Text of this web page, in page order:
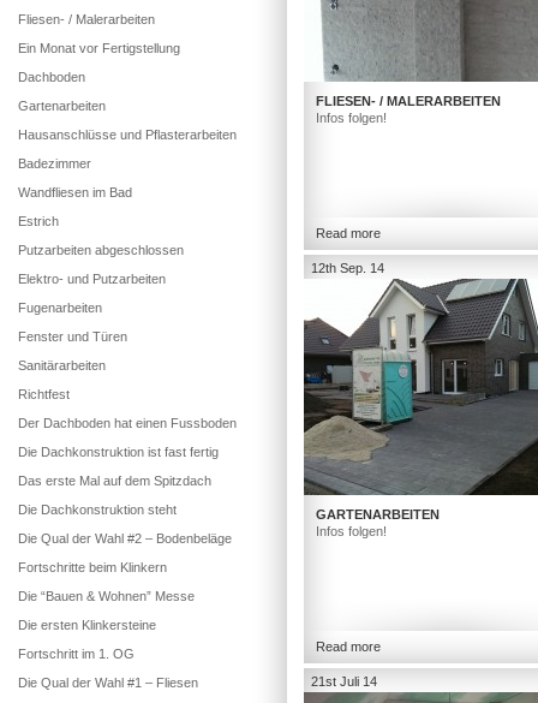
FLIESEN- / MALERARBEITEN
Infos folgen!
Read more
12th Sep. 14
GARTENARBEITEN
Infos folgen!
Read more
21st Juli 14
Fliesen- / Malerarbeiten
Ein Monat vor Fertigstellung
Dachboden
Gartenarbeiten
Hausanschlüsse und Pflasterarbeiten
Badezimmer
Wandfliesen im Bad
Estrich
Putzarbeiten abgeschlossen
Elektro- und Putzarbeiten
Fugenarbeiten
Fenster und Türen
Sanitärarbeiten
Richtfest
Der Dachboden hat einen Fussboden
Die Dachkonstruktion ist fast fertig
Das erste Mal auf dem Spitzdach
Die Dachkonstruktion steht
Die Qual der Wahl #2 – Bodenbeläge
Fortschritte beim Klinkern
Die “Bauen & Wohnen” Messe
Die ersten Klinkersteine
Fortschritt im 1. OG
Die Qual der Wahl #1 – Fliesen